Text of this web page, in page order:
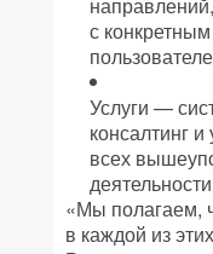
с
Услуги —
консалтинг
всех
«Мы полагаем,
в каждой из